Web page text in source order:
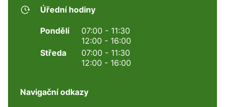
Úřední hodiny
Pondělí
07:00 - 11:30
12:00 - 16:00
Středa
07:00 - 11:30
12:00 - 16:00
Navigační odkazy